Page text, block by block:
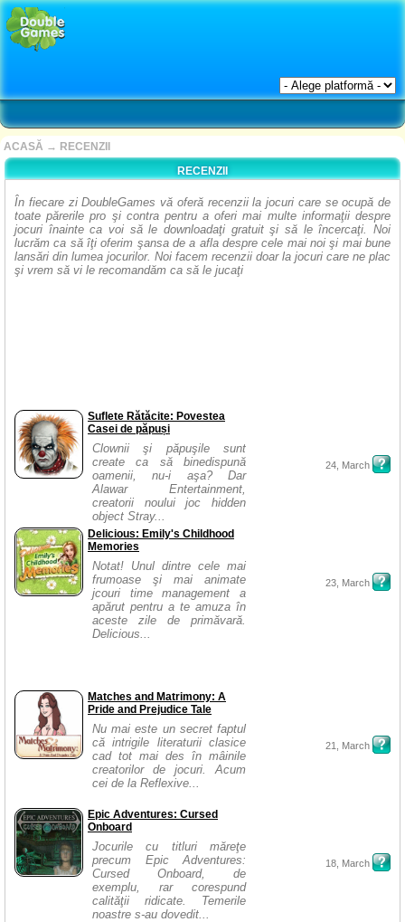
ACASĂ → RECENZII
RECENZII
În fiecare zi DoubleGames vă oferă recenzii la jocuri care se ocupă de
toate părerile pro şi contra pentru a oferi mai multe informaţii despre
jocuri înainte ca voi să le downloadaţi gratuit şi să le încercaţi. Noi
lucrăm ca să îţi oferim şansa de a afla despre cele mai noi şi mai bune
lansări din lumea jocurilor. Noi facem recenzii doar la jocuri care ne plac
şi vrem să vi le recomandăm ca să le jucaţi
Suflete Rătăcite: Povestea
Casei de păpuși
Clownii şi păpuşile sunt
create ca să binedispună
oamenii, nu-i aşa? Dar
Alawar Entertainment,
creatorii noului joc hidden
object Stray...
24, March
Delicious: Emily's Childhood
Memories
Notat! Unul dintre cele mai
frumoase şi mai animate
jcouri time management a
apărut pentru a te amuza în
aceste zile de primăvară.
Delicious...
23, March
Matches and Matrimony: A
Pride and Prejudice Tale
Nu mai este un secret faptul
că intrigile literaturii clasice
cad tot mai des în mâinile
creatorilor de jocuri. Acum
cei de la Reflexive...
21, March
Epic Adventures: Cursed
Onboard
Jocurile cu titluri măreţe
precum Epic Adventures:
Cursed Onboard, de
exemplu, rar corespund
calităţii ridicate. Temerile
noastre s-au dovedit...
18, March